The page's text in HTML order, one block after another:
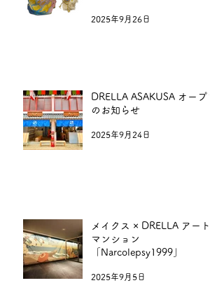
2025年9月26日
DRELLA ASAKUSA オープン
のお知らせ
2025年9月24日
メイクス × DRELLA アート
マンション
「Narcolepsy1999」
2025年9月5日